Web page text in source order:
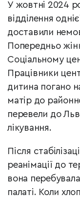
У жовтні 2024
відділення
доставили
Попередньо
Соціальному
Працівники
дитина погано
матір до
перевели до
лікування.
Після
реанімації до
вона
палаті. Коли